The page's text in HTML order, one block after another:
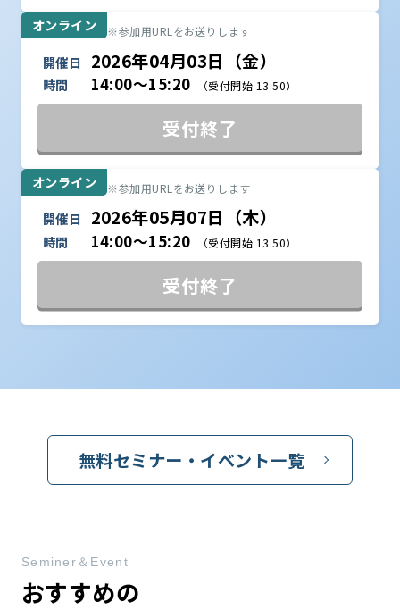
オンライン ※参加用URLをお送りします
開催日 2026年04月03日（金）
時間 14:00～15:20 （受付開始 13:50）
受付終了
オンライン ※参加用URLをお送りします
開催日 2026年05月07日（木）
時間 14:00～15:20 （受付開始 13:50）
受付終了
無料セミナー・イベント一覧
おすすめの
Seminer＆Event